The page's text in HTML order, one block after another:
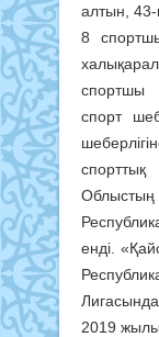
алтын, 43-
8
спортшы
спорт
cпорттық
енді.
2019